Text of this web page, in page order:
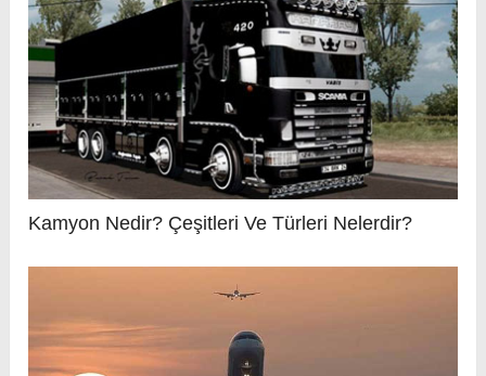
Kamyon Nedir? Çeşitleri Ve Türleri Nelerdir?